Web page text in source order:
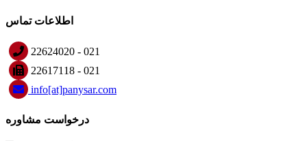
اطلاعات تماس
22624020 - 021
22617118 - 021
info[at]panysar.com
درخواست مشاوره